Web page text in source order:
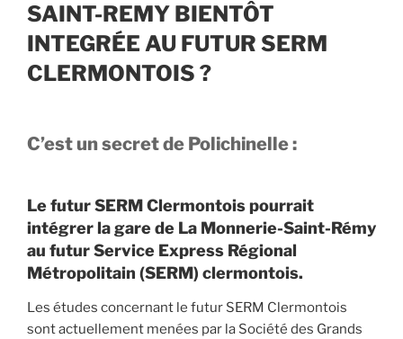
SAINT-REMY BIENTÔT
INTEGRÉE AU FUTUR SERM
CLERMONTOIS ?
C’est un secret de Polichinelle :
Le futur SERM Clermontois pourrait
intégrer la gare de La Monnerie-Saint-Rémy
au futur Service Express Régional
Métropolitain (SERM) clermontois.
Les études concernant le futur SERM Clermontois
sont actuellement menées par la Société des Grands